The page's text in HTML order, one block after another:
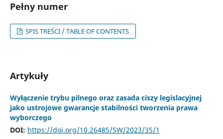
Pełny numer
SPIS TREŚCI / TABLE OF CONTENTS
Artykuły
Wyłączenie trybu pilnego oraz zasada ciszy legislacyjnej
jako ustrojowe gwarancje stabilności tworzenia prawa
wyborczego
DOI: https://doi.org/10.26485/SW/2023/35/1